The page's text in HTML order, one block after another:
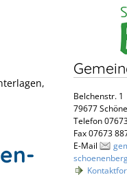
Belchenstr. 1
79677
Telefon
Fax 07673
E-Mail